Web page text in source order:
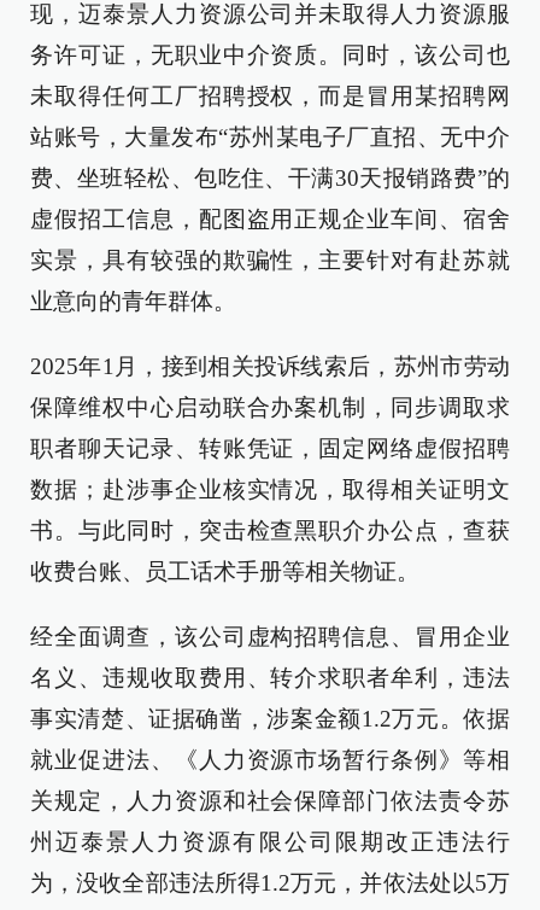
现，迈泰景人力资源公司并未取得人力资源服
务许可证，无职业中介资质。同时，该公司也
未取得任何工厂招聘授权，而是冒用某招聘网
站账号，大量发布“苏州某电子厂直招、无中介
费、坐班轻松、包吃住、干满30天报销路费”的
虚假招工信息，配图盗用正规企业车间、宿舍
实景，具有较强的欺骗性，主要针对有赴苏就
业意向的青年群体。
2025年1月，接到相关投诉线索后，苏州市劳动
保障维权中心启动联合办案机制，同步调取求
职者聊天记录、转账凭证，固定网络虚假招聘
数据；赴涉事企业核实情况，取得相关证明文
书。与此同时，突击检查黑职介办公点，查获
收费台账、员工话术手册等相关物证。
经全面调查，该公司虚构招聘信息、冒用企业
名义、违规收取费用、转介求职者牟利，违法
事实清楚、证据确凿，涉案金额1.2万元。依据
就业促进法、《人力资源市场暂行条例》等相
关规定，人力资源和社会保障部门依法责令苏
州迈泰景人力资源有限公司限期改正违法行
为，没收全部违法所得1.2万元，并依法处以5万